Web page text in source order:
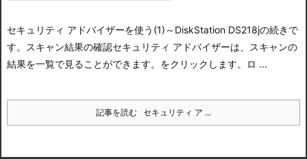
セキュリティ アドバイザーを使う(1)～DiskStation DS218jの続きで
す。
スキャン結果の確認セキュリティ アドバイザーは、スキャンの
結果を一覧で見ることができます。をクリックします。
ロ ...
記事を読む セキュリティ ア ...